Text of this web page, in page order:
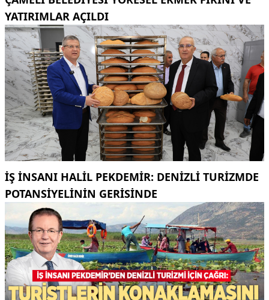
YATIRIMLAR AÇILDI
İŞ INSANI HALIL PEKDEMIR: DENIZLI TURIZMDE
POTANSIYELININ GERISINDE